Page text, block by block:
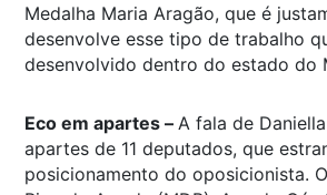
Medalha Maria Aragão, que é
desenvolve esse tipo de trabalho
desenvolvido dentro do estado do
Eco em apartes – A fala de
apartes de 11 deputados, que
posicionamento do oposicionista.